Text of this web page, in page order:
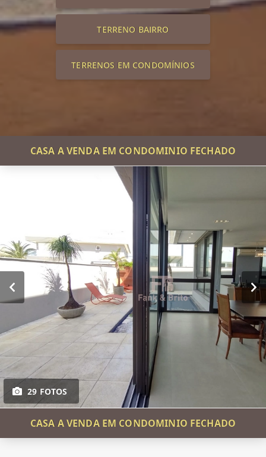
TERRENO BAIRRO
TERRENOS EM CONDOMÍNIOS
CASA A VENDA EM CONDOMINIO FECHADO
29 FOTOS
CASA A VENDA EM CONDOMINIO FECHADO